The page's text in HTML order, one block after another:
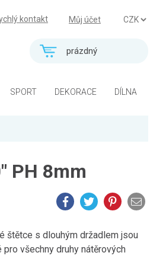
Můj účet
kontakt
prázdný
SPORT DEKORACE DÍLNA
PH 8mm
štětce s dlouhým držadlem jsou
všechny druhy nátěrových